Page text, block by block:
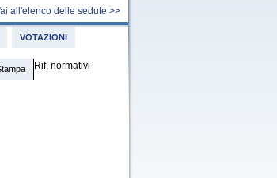
all'elenco delle sedute >>
VOTAZIONI
Rif. normativi